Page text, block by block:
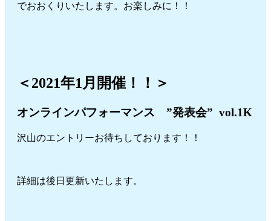
でおおくりいたします。お楽しみに！！
＜2021年1月開催！！＞
オンラインパフォーマンス ”発表会” vol.1K
沢山のエントリーお待ちしております！！
詳細は後日更新いたします。